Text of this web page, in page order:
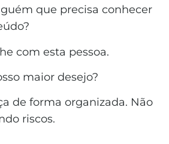
que precisa conhecer
com esta pessoa.
maior desejo?
de forma organizada. Não
riscos.